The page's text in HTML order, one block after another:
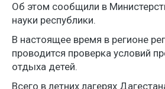
Об этом сообщили в
науки республики.
В настоящее время в регионе
проводится проверка условий
отдыха детей.
Всего в летних лагерях